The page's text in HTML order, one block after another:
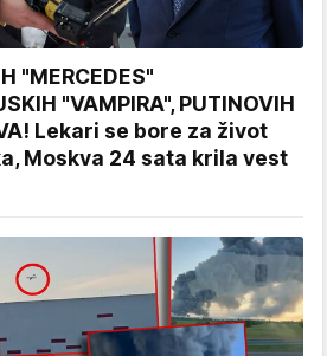
"MERCEDES"
"VAMPIRA", PUTINOVIH
Lekari se bore za život
Moskva 24 sata krila vest